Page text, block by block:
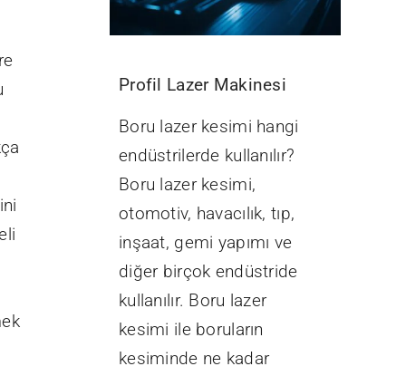
Profil Lazer Makinesi
Boru lazer kesimi hangi
endüstrilerde kullanılır?
Boru lazer kesimi,
otomotiv, havacılık, tıp,
inşaat, gemi yapımı ve
diğer birçok endüstride
kullanılır. Boru lazer
kesimi ile boruların
kesiminde ne kadar